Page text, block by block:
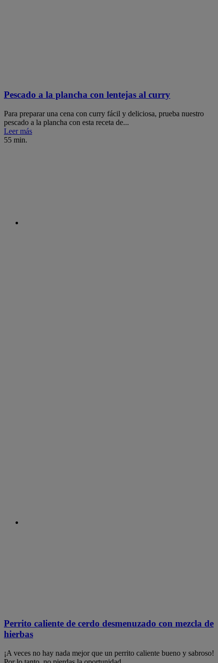
Pescado a la plancha con lentejas al curry
Para preparar una cena con curry fácil y deliciosa, prueba nuestro
pescado a la plancha con esta receta de...
Leer más
55 min.
Perrito caliente de cerdo desmenuzado con mezcla de
hierbas
¡A veces no hay nada mejor que un perrito caliente bueno y sabroso!